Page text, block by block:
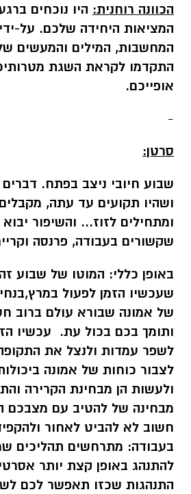
הכוונה רוחנית: היו נוכחים
המציאות היחידה שלכם. על-
המחשבות, המילים והמעשים
התקדמו לקראת השגת
אופייכם.
-
סרטן:
שבוע חיובי ניצב בפתח.
ושהיו תקועים עד עתה,
ומתחילים לזוז... והשיפור
שקשורים בעבודה, פרנסה
באופן כללי: המוטו של שבוע
שעכשיו הזמן לפעול
של אמונה שבורא עולם ברוב
ותומך בכם בכול עת. עכשיו
לשפר עמדות ולנצל את
לצבור כוחות של אמונה
ולעשות הן מבחינת הקרירה
מבחינה של להטיב עם מצבכם
חשוב לא להביט לאחור
בעבודה: מתרחשים תהליכים
להתנהג באופן קצת יותר
התנהגות שכזו תאפשר לכם